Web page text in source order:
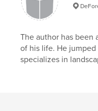
The author has been
of his life. He
specializes in